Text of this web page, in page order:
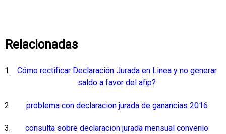
Relacionadas
Cómo rectificar Declaración Jurada en Linea y no generar
saldo a favor del afip?
problema con declaracion jurada de ganancias 2016
consulta sobre declaracion jurada mensual convenio